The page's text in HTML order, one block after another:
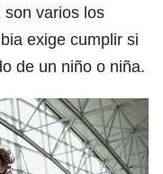
son varios los
exige cumplir si
de un niño o niña.